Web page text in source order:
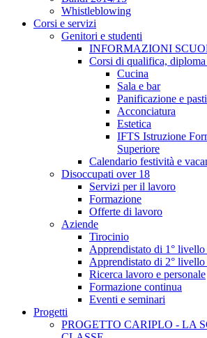
Whistleblowing
Corsi e servizi
Genitori e studenti
INFORMAZIONI
Corsi di qualifica,
Cucina
Sala e bar
Panificazione e
Acconciatura
Estetica
IFTS Istruzione
Superiore
Calendario festività e
Disoccupati over 18
Servizi per il lavoro
Formazione
Offerte di lavoro
Aziende
Tirocinio
Apprendistato di 1°
Apprendistato di 2°
Ricerca lavoro e personale
Formazione continua
Eventi e seminari
Progetti
PROGETTO CARIPLO - LA